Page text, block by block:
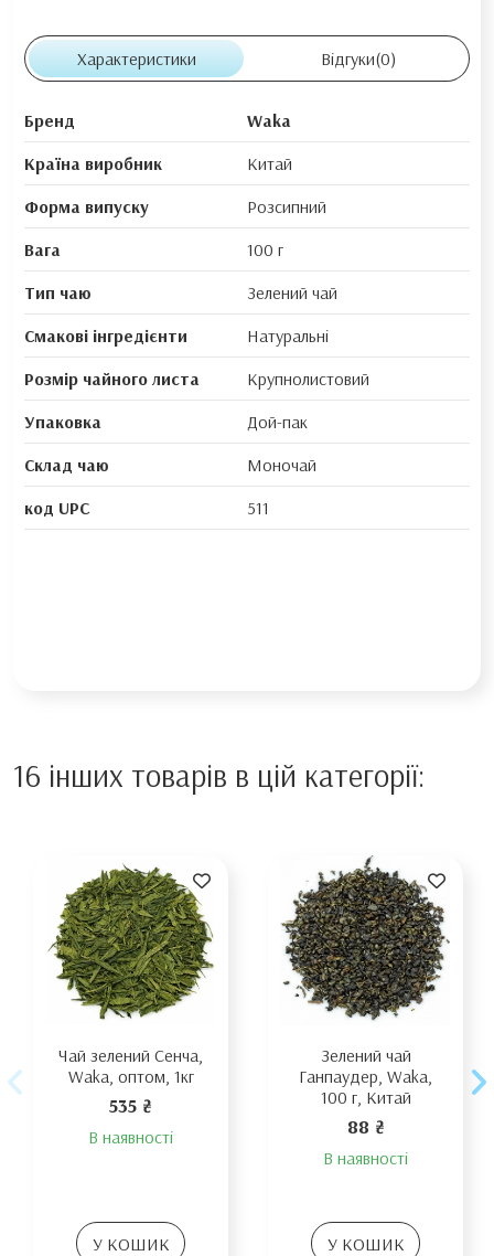
Характеристики Відгуки(0)
Бренд
Waka
Країна виробник
Китай
Форма випуску
Розсипний
Вага
100 г
Тип чаю
Зелений чай
Смакові інгредієнти
Натуральні
Розмір чайного листа
Крупнолистовий
Упаковка
Дой-пак
Склад чаю
Моночай
код UPC
511
16 інших товарів в цій категорії:
Чай зелений Сенча,
Waka, оптом, 1кг
535 ₴
В наявності
У КОШИК
Зелений чай
Ганпаудер, Waka,
100 г, Китай
88 ₴
В наявності
У КОШИК